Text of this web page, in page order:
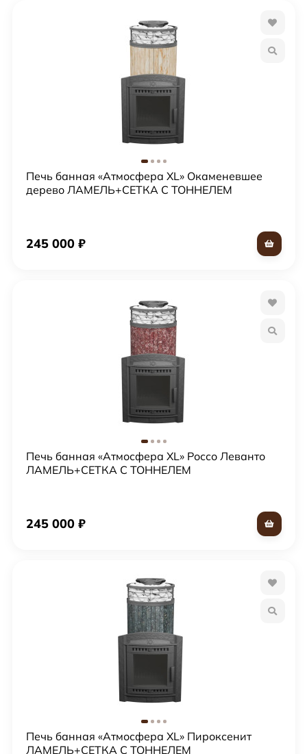
Печь банная «Атмосфера XL» Окаменевшее
дерево ЛАМЕЛЬ+СЕТКА С ТОННЕЛЕМ
245 000 ₽
Печь банная «Атмосфера XL» Россо Леванто
ЛАМЕЛЬ+СЕТКА С ТОННЕЛЕМ
245 000 ₽
Печь банная «Атмосфера XL» Пироксенит
ЛАМЕЛЬ+СЕТКА С ТОННЕЛЕМ